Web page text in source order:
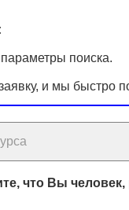
поиска.
и мы быстро
что Вы